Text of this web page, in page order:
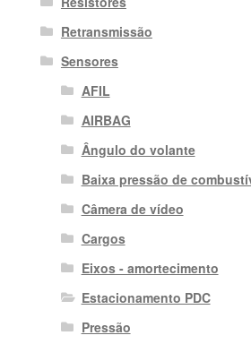
Retransmissão
Sensores
AFIL
AIRBAG
Ângulo do volante
Baixa pressão de
Câmera de vídeo
Cargos
Eixos - amortecimento
Estacionamento PDC
Pressão